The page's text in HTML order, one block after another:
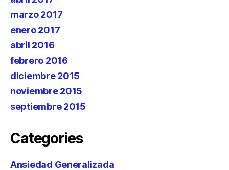
marzo 2017
enero 2017
abril 2016
febrero 2016
diciembre 2015
noviembre 2015
septiembre 2015
Categories
Ansiedad Generalizada